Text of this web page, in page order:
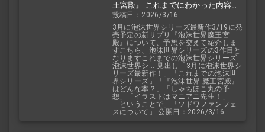
王宮殿』 これまでにわかった内容を
予想を交えて紹介
投稿日：2026/3/16
3月に泡沫世界シリーズ最新作3/19に発
売予定の新サプリ『泡沫世界魔王宮
殿』について、予想を交えて紹介しま
すこちら、泡沫世界シリーズの3作目と
なりますこれまでの泡沫世界シリーズ
泡沫世界シ... 見出し「3月に泡沫世界シ
リーズ最新作！」「これまでの泡沫世
界シリーズ」「『泡沫世界 魔王宮殿』
はどんな本？」「しゃちほこ丸の予
想」「イラストはマニアニ先生！」
「ということで」「ソドワファンフェ
スについて」 公開日：2026/3/16